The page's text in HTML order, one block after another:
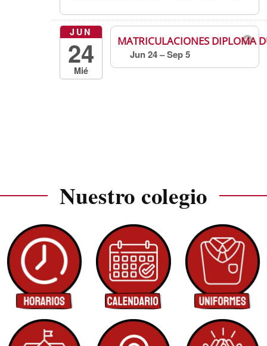
JUN
24
Mié
MATRICULACIONES DIPLOMA
Jun 24 – Sep 5
Nuestro colegio